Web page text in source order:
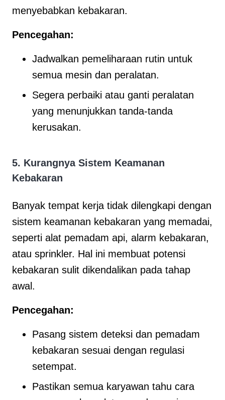
menyebabkan kebakaran.
Pencegahan:
Jadwalkan pemeliharaan rutin untuk
semua mesin dan peralatan.
Segera perbaiki atau ganti peralatan
yang menunjukkan tanda-tanda
kerusakan.
5. Kurangnya Sistem Keamanan
Kebakaran
Banyak tempat kerja tidak dilengkapi dengan
sistem keamanan kebakaran yang memadai,
seperti alat pemadam api, alarm kebakaran,
atau sprinkler. Hal ini membuat potensi
kebakaran sulit dikendalikan pada tahap
awal.
Pencegahan:
Pasang sistem deteksi dan pemadam
kebakaran sesuai dengan regulasi
setempat.
Pastikan semua karyawan tahu cara